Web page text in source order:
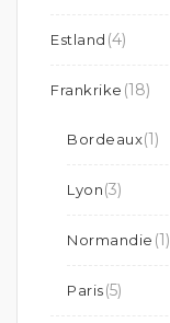
Estland (4)
Frankrike (18)
Bordeaux(1)
Lyon(3)
Normandie (1)
Paris(5)